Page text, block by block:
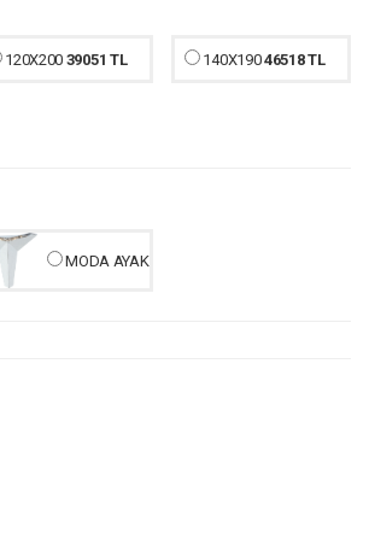
120X200 39051 TL 140X19046518 TL
MODA AYAK